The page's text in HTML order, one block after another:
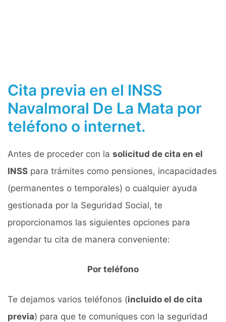
Cita previa en el INSS
Navalmoral De La Mata por
teléfono o internet.
Antes de proceder con la solicitud de cita en el
INSS para trámites como pensiones, incapacidades
(permanentes o temporales) o cualquier ayuda
gestionada por la Seguridad Social, te
proporcionamos las siguientes opciones para
agendar tu cita de manera conveniente:
Por teléfono
Te dejamos varios teléfonos (incluido el de cita
previa) para que te comuniques con la seguridad